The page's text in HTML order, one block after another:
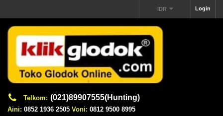
Login
IDR
Telkom: (021)89907555(Hunting)
Aini: 0852 1936 2505 Voni: 0812 9500 8995